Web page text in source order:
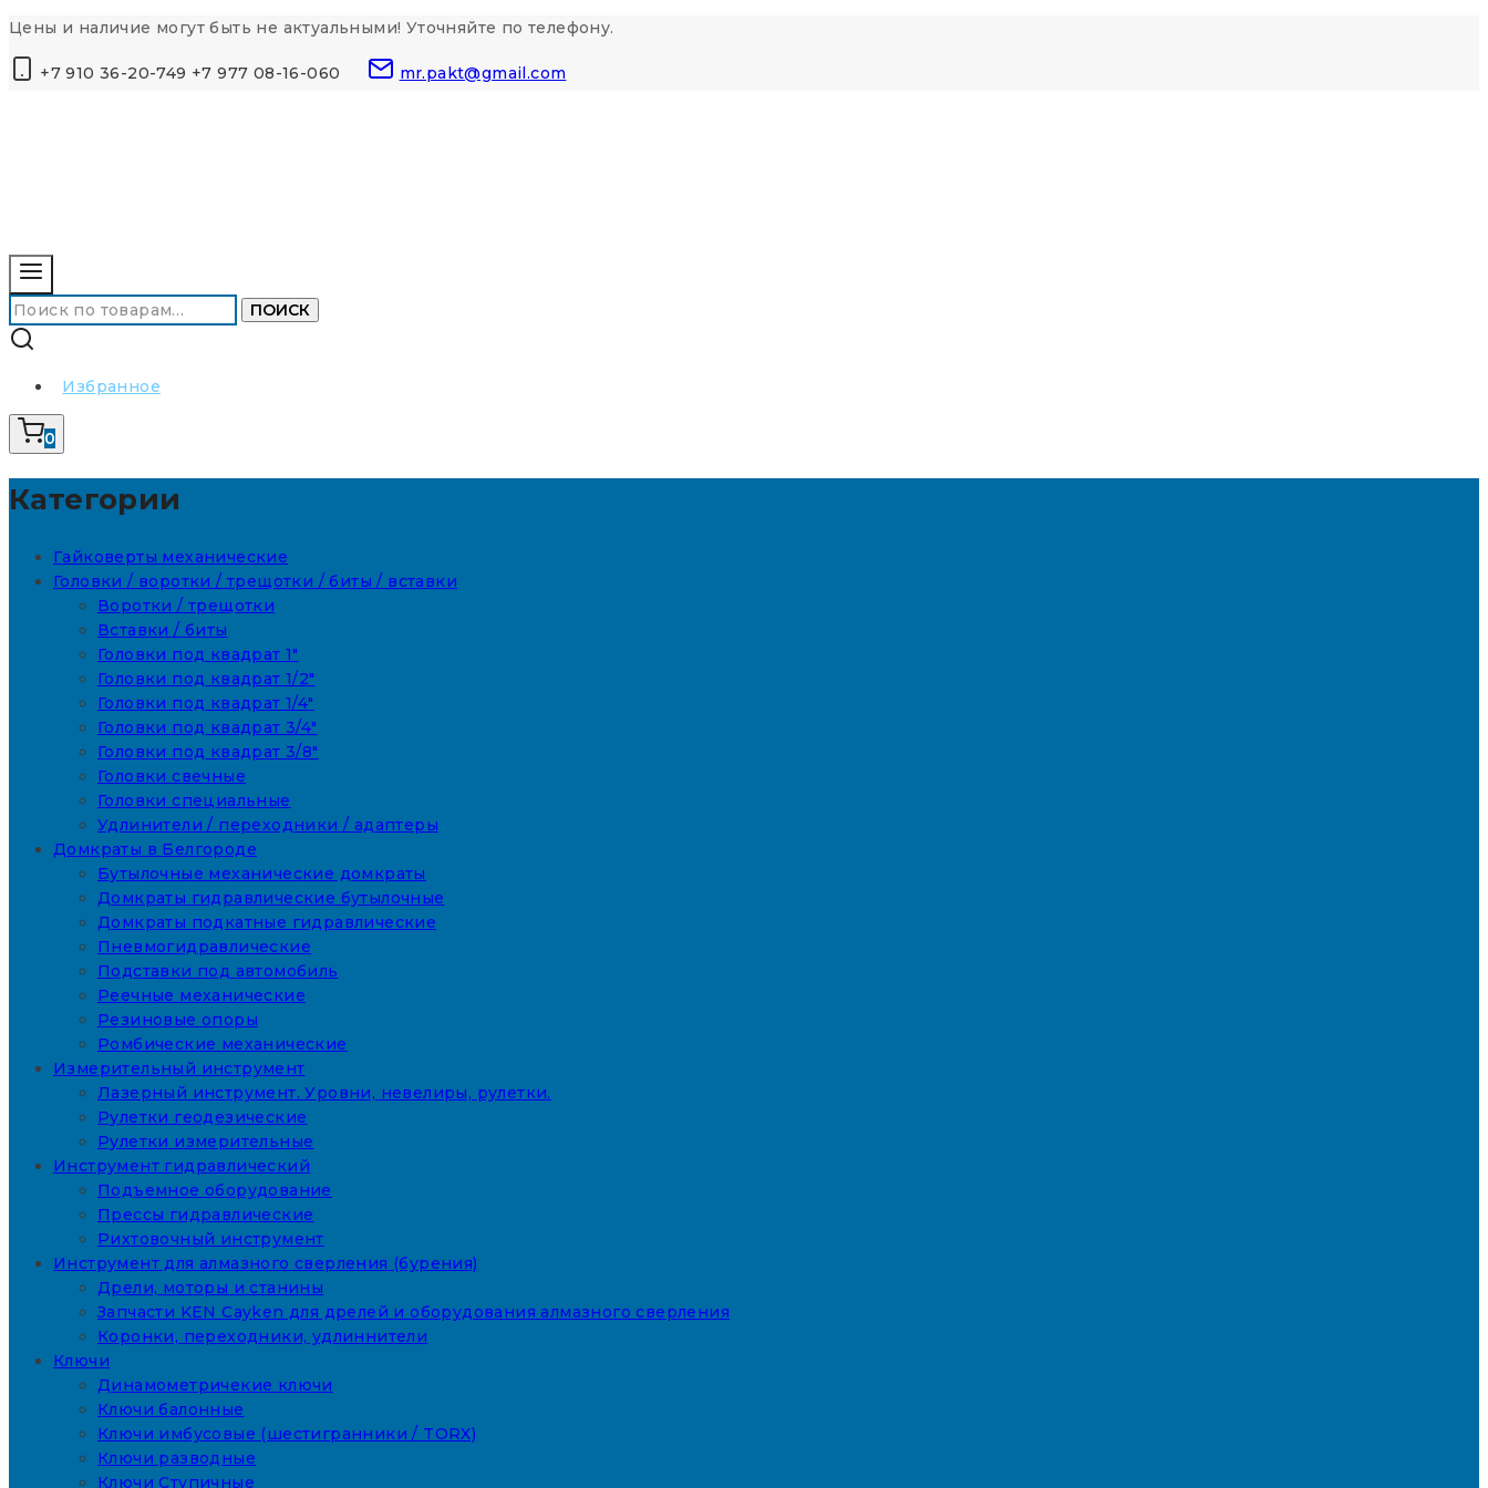
Перейти
контенту
Цены и наличие могут быть не актуальными! Уточняйте по телефону.
+7 910 36-20-749 +7 977 08-16-060 mr.pakt@gmail.com
Искать: ПОИСК
Избранное
0
Категории
Гайковерты механические
Головки / воротки / трещотки / биты / вставки
Воротки / трещотки
Вставки / биты
Головки под квадрат 1"
Головки под квадрат 1/2"
Головки под квадрат 1/4"
Головки под квадрат 3/4"
Головки под квадрат 3/8"
Головки свечные
Головки специальные
Удлинители / переходники / адаптеры
Домкраты в Белгороде
Бутылочные механические домкраты
Домкраты гидравлические бутылочные
Домкраты подкатные гидравлические
Пневмогидравлические
Подставки под автомобиль
Реечные механические
Резиновые опоры
Ромбические механические
Измерительный инструмент
Лазерный инструмент. Уровни, невелиры, рулетки.
Рулетки геодезические
Рулетки измерительные
Инструмент гидравлический
Подъемное оборудование
Прессы гидравлические
Рихтовочный инструмент
Инструмент для алмазного сверления (бурения)
Дрели, моторы и станины
Запчасти KEN Cayken для дрелей и оборудования алмазного сверления
Коронки, переходники, удлиннители
Ключи
Динамометричекие ключи
Ключи балонные
Ключи имбусовые (шестигранники / TORX)
Ключи разводные
Ключи Ступичные